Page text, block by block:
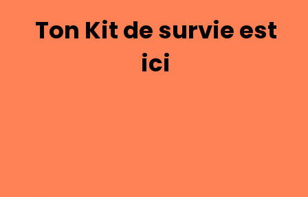
Ton Kit de survie est
ici